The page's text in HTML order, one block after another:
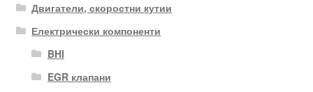
Двигатели, скоростни кутии
Електрически компоненти
BHI
EGR клапани